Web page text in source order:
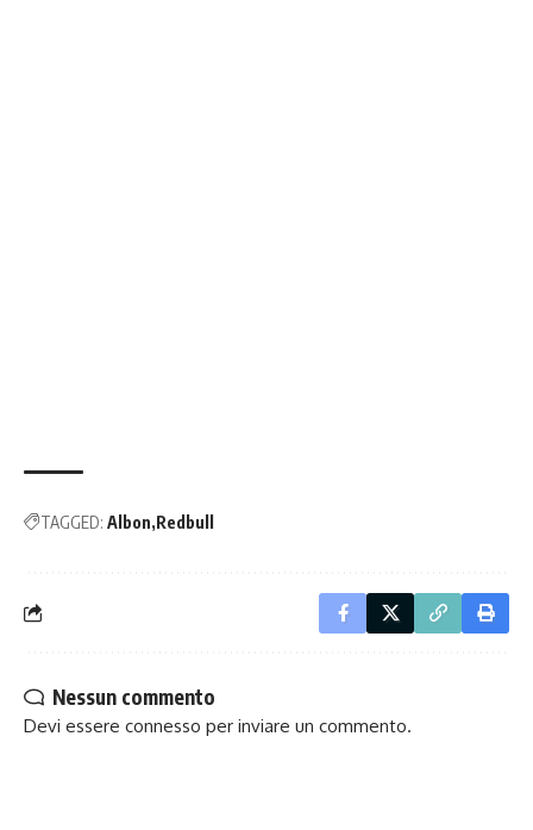
TAGGED: Albon Redbull
Nessun commento
Devi essere connesso per inviare un commento.